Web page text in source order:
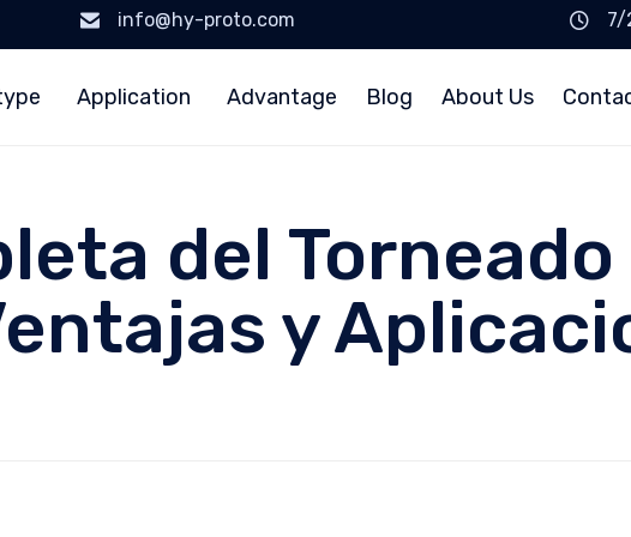
info@hy-proto.com
7/
Application Advantage Blog About Us
del Torneado
y